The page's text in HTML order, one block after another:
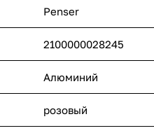
Penser
2100000028245
Алюминий
розовый